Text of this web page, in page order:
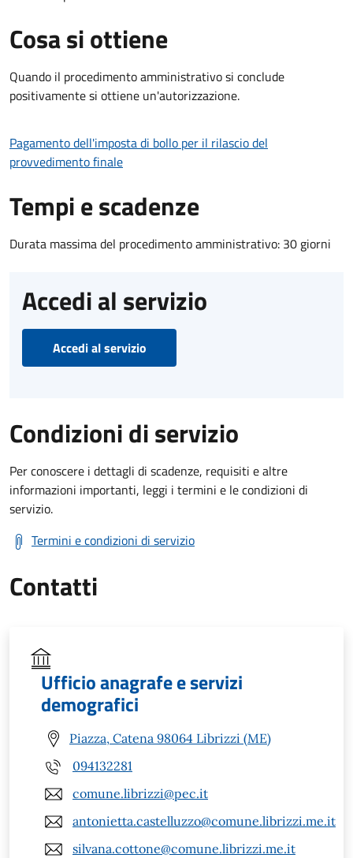
Cosa si ottiene
Quando il procedimento amministrativo si conclude
positivamente si ottiene un'autorizzazione.
Pagamento dell'imposta di bollo per il rilascio del
provvedimento finale
Tempi e scadenze
Durata massima del procedimento amministrativo: 30 giorni
Accedi al servizio
Accedi al servizio
Condizioni di servizio
Per conoscere i dettagli di scadenze, requisiti e altre
informazioni importanti, leggi i termini e le condizioni di
servizio.
Termini e condizioni di servizio
Contatti
Ufficio anagrafe e servizi
demografici
Piazza, Catena 98064 Librizzi (ME)
094132281
comune.librizzi@pec.it
antonietta.castelluzzo@comune.librizzi.me.it
silvana.cottone@comune.librizzi.me.it